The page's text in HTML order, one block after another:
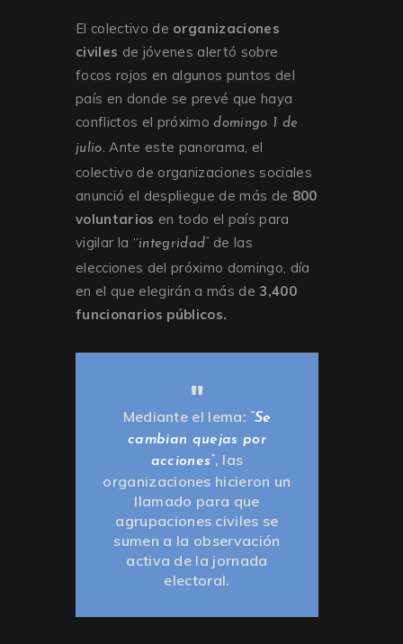
El colectivo de organizaciones
civiles de jóvenes alertó sobre
focos rojos en algunos puntos del
país en donde se prevé que haya
conflictos el próximodomingo 1 de
julio. Ante este panorama, el
colectivo de organizaciones sociales
anunció el despliegue de más de 800
voluntarios en todo el país para
vigilar la “integridad” de las
elecciones del próximo domingo, día
en el que elegirán a más de 3,400
funcionarios públicos.
Mediante el lema: “Se
cambian quejas por
acciones” , las
organizaciones hicieron un
llamado para que
agrupaciones civiles se
sumen a la observación
activa de la jornada
electoral.